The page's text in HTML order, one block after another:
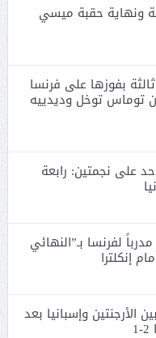
ونهاية حقبة ميسي
إنكلترا ثالثة بفوزها على فرنسا
توماس توخل وديدييه
الأحد على نجمتين: رابعة
لفرنسا بـ”النهائي
إنكلترا
اللقب بين الأرجنتين وإسبانيا بعد